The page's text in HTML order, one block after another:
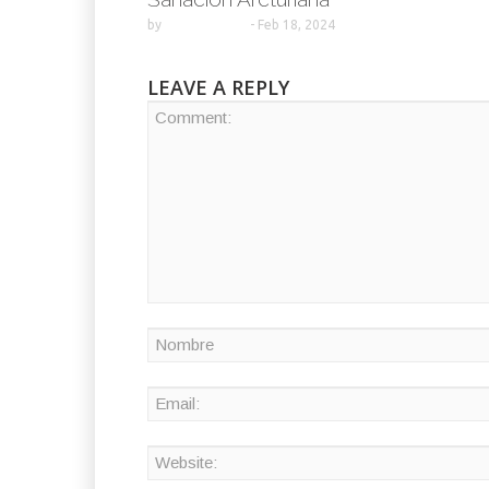
by - Feb 18, 2024
LEAVE A REPLY